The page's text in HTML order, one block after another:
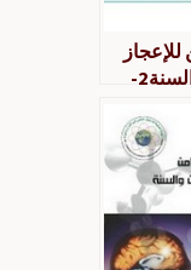
العلمي في القرآن والسنة2-